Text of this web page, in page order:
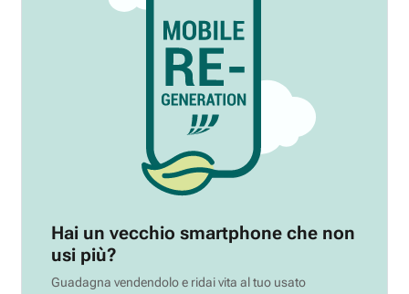
Hai un vecchio smartphone che non
usi più?
Guadagna vendendolo e ridai vita al tuo usato